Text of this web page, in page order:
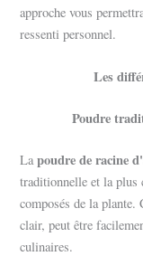
approche vous
ressenti personnel.
Les
Poudre
Lapoudre de racine
traditionnelle et la plus
composés de la plante.
clair, peut être
culinaires.